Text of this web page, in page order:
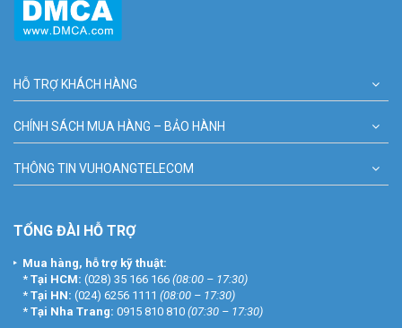
HỖ TRỢ KHÁCH HÀNG
CHÍNH SÁCH MUA HÀNG – BẢO HÀNH
THÔNG TIN VUHOANGTELECOM
TỔNG ĐÀI HỖ TRỢ
Mua hàng, hỗ trợ kỹ thuật:
* Tại HCM: (028) 35 166 166 (08:00 – 17:30)
* Tại HN: (024) 6256 1111 (08:00 – 17:30)
* Tại Nha Trang: 0915 810 810 (07:30 – 17:30)